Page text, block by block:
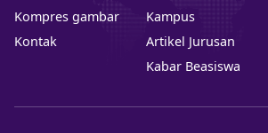
Kompres gambar
Kontak
Kampus
Artikel Jurusan
Kabar Beasiswa